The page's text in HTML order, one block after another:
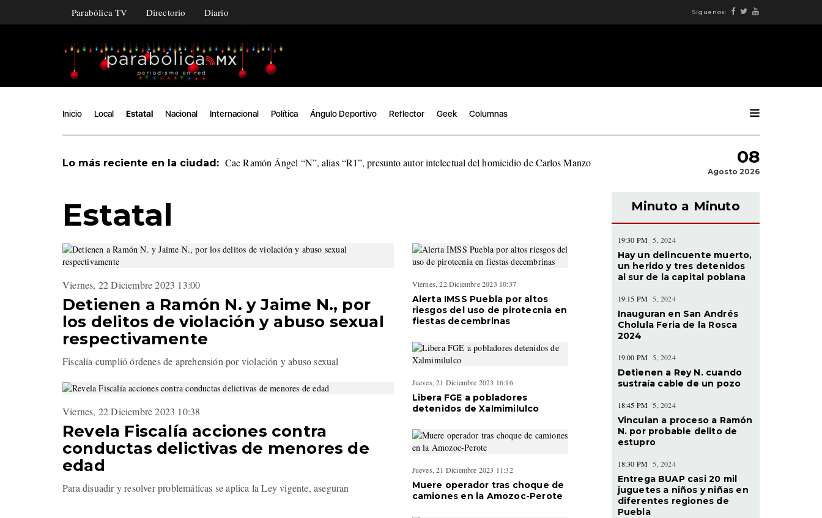
Parabólica TV Directorio Diario Síguenos:
Inicio Local Estatal Nacional Internacional Política Ángulo Deportivo Reflector Geek Columnas
Lo más reciente en la ciudad: Cae Ramón Ángel “N”, alias “R1”, presunto autor intelectual del homicidio de Carlos Manzo 08
Agosto 2026
Estatal
Viernes, 22 Diciembre 2023 13:00
Detienen a Ramón N. y Jaime N., por
los delitos de violación y abuso sexual
respectivamente
Fiscalía cumplió órdenes de aprehensión por violación y abuso sexual
Viernes, 22 Diciembre 2023 10:38
Revela Fiscalía acciones contra
conductas delictivas de menores de
edad
Para disuadir y resolver problemáticas se aplica la Ley vigente, aseguran
Viernes, 22 Diciembre 2023 10:37
Alerta IMSS Puebla por altos
riesgos del uso de pirotecnia en
fiestas decembrinas
Jueves, 21 Diciembre 2023 16:16
Libera FGE a pobladores
detenidos de Xalmimilulco
Jueves, 21 Diciembre 2023 11:32
Muere operador tras choque de
camiones en la Amozoc-Perote
Minuto a Minuto
19:30 PM 5, 2024
Hay un delincuente muerto,
un herido y tres detenidos
al sur de la capital poblana
19:15 PM 5, 2024
Inauguran en San Andrés
Cholula Feria de la Rosca
2024
19:00 PM 5, 2024
Detienen a Rey N. cuando
sustraía cable de un pozo
18:45 PM 5, 2024
Vinculan a proceso a Ramón
N. por probable delito de
estupro
18:30 PM 5, 2024
Entrega BUAP casi 20 mil
juguetes a niños y niñas en
diferentes regiones de
Puebla